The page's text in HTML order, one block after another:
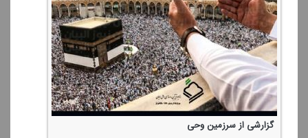
گزارشی از سرزمین وحی